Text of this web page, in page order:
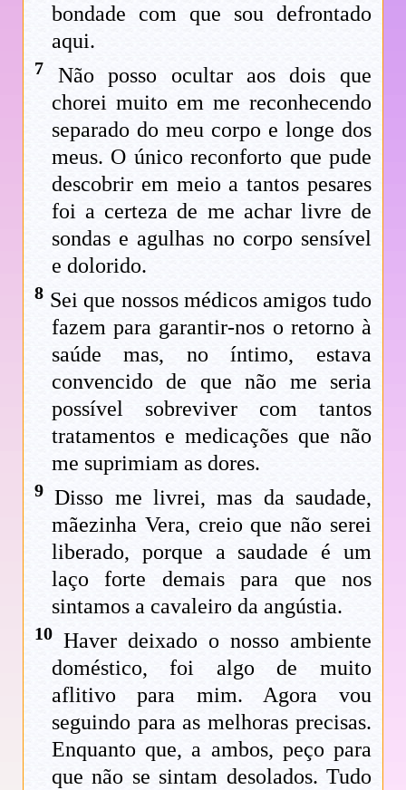
bondade com que sou defrontado
aqui.
7 Não posso ocultar aos dois que
chorei muito em me reconhecendo
separado do meu corpo e longe dos
meus. O único reconforto que pude
descobrir em meio a tantos pesares
foi a certeza de me achar livre de
sondas e agulhas no corpo sensível
e dolorido.
8 Sei que nossos médicos amigos tudo
fazem para garantir-nos o retorno à
saúde mas, no íntimo, estava
convencido de que não me seria
possível sobreviver com tantos
tratamentos e medicações que não
me suprimiam as dores.
9 Disso me livrei, mas da saudade,
mãezinha Vera, creio que não serei
liberado, porque a saudade é um
laço forte demais para que nos
sintamos a cavaleiro da angústia.
10 Haver deixado o nosso ambiente
doméstico, foi algo de muito
aflitivo para mim. Agora vou
seguindo para as melhoras precisas.
Enquanto que, a ambos, peço para
que não se sintam desolados. Tudo